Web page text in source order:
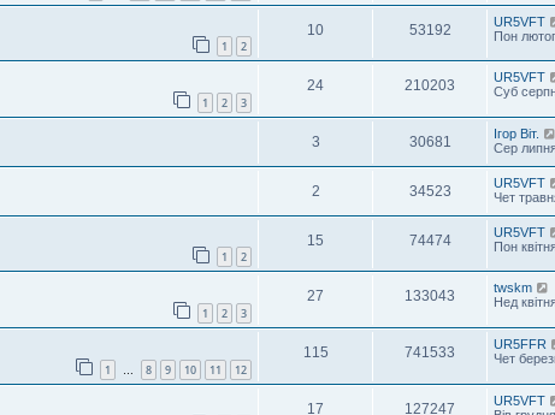
1 2
10 53192
UR5VFT
Пон
1 2 3
24 210203
UR5VFT
Суб
3 30681
Ігор Віт.
Сер
2 34523
UR5VFT
Чет
1 2
15 74474
UR5VFT
Пон
1 2 3
27 133043
twskm
Нед
1 … 8 9 10 11 12
115 741533
UR5FFR
Чет
17 127247
UR5VFT